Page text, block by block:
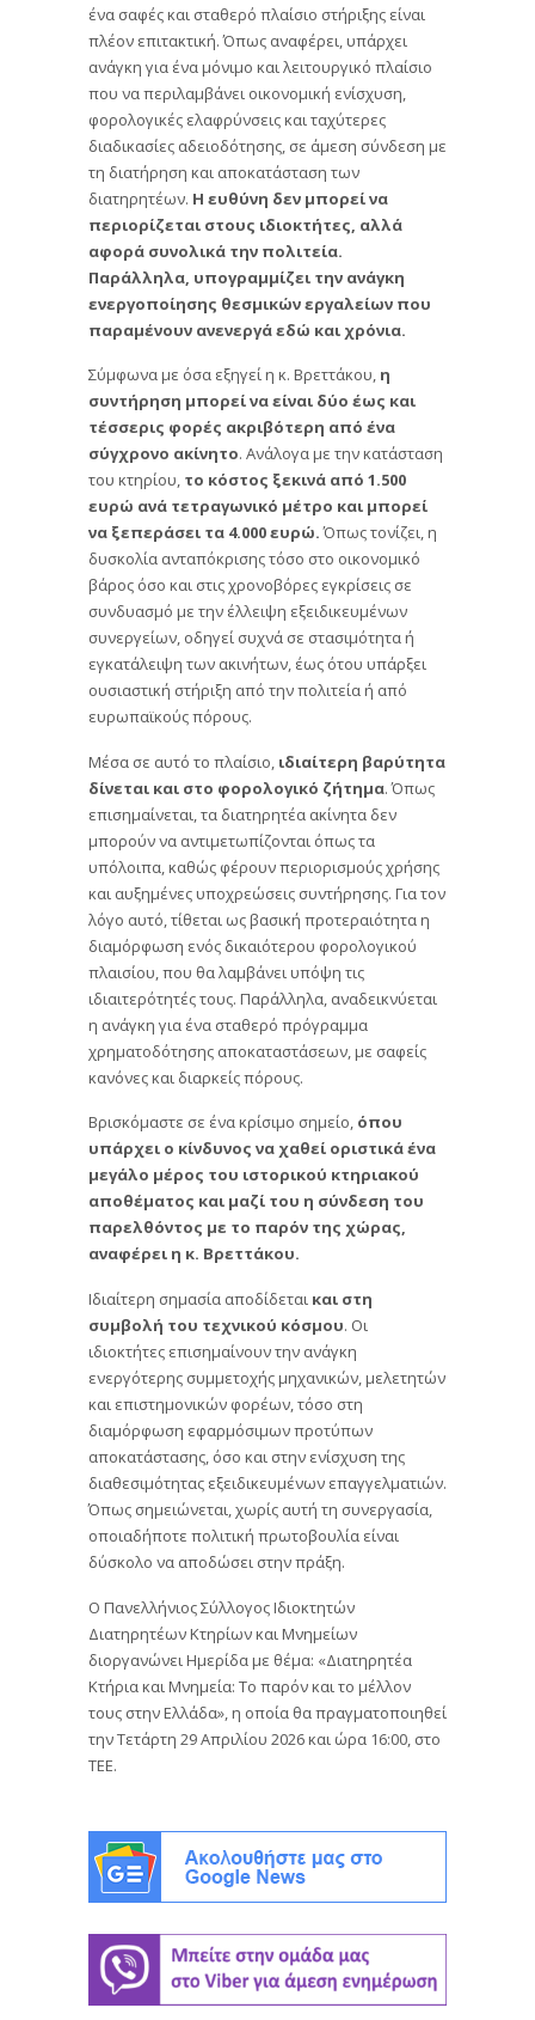
ένα σαφές και σταθερό πλαίσιο στήριξης είναι
πλέον επιτακτική. Όπως αναφέρει, υπάρχει
ανάγκη για ένα μόνιμο και λειτουργικό πλαίσιο
που να περιλαμβάνει οικονομική ενίσχυση,
φορολογικές ελαφρύνσεις και ταχύτερες
διαδικασίες αδειοδότησης, σε άμεση σύνδεση με
τη διατήρηση και αποκατάσταση των
διατηρητέων. Η ευθύνη δεν μπορεί να
περιορίζεται στους ιδιοκτήτες, αλλά
αφορά συνολικά την πολιτεία.
Παράλληλα, υπογραμμίζει την ανάγκη
ενεργοποίησης θεσμικών εργαλείων που
παραμένουν ανενεργά εδώ και χρόνια.
Σύμφωνα με όσα εξηγεί η κ. Βρεττάκου, η
συντήρηση μπορεί να είναι δύο έως και
τέσσερις φορές ακριβότερη από ένα
σύγχρονο ακίνητο. Ανάλογα με την κατάσταση
του κτηρίου, το κόστος ξεκινά από 1.500
ευρώ ανά τετραγωνικό μέτρο και μπορεί
να ξεπεράσει τα 4.000 ευρώ.Όπως τονίζει, η
δυσκολία ανταπόκρισης τόσο στο οικονομικό
βάρος όσο και στις χρονοβόρες εγκρίσεις σε
συνδυασμό με την έλλειψη εξειδικευμένων
συνεργείων, οδηγεί συχνά σε στασιμότητα ή
εγκατάλειψη των ακινήτων, έως ότου υπάρξει
ουσιαστική στήριξη από την πολιτεία ή από
ευρωπαϊκούς πόρους.
Μέσα σε αυτό το πλαίσιο, ιδιαίτερη βαρύτητα
δίνεται και στο φορολογικό ζήτημα. Όπως
επισημαίνεται, τα διατηρητέα ακίνητα δεν
μπορούν να αντιμετωπίζονται όπως τα
υπόλοιπα, καθώς φέρουν περιορισμούς χρήσης
και αυξημένες υποχρεώσεις συντήρησης. Για τον
λόγο αυτό, τίθεται ως βασική προτεραιότητα η
διαμόρφωση ενός δικαιότερου φορολογικού
πλαισίου, που θα λαμβάνει υπόψη τις
ιδιαιτερότητές τους. Παράλληλα, αναδεικνύεται
η ανάγκη για ένα σταθερό πρόγραμμα
χρηματοδότησης αποκαταστάσεων, με σαφείς
κανόνες και διαρκείς πόρους.
Βρισκόμαστε σε ένα κρίσιμο σημείο, όπου
υπάρχει ο κίνδυνος να χαθεί οριστικά ένα
μεγάλο μέρος του ιστορικού κτηριακού
αποθέματος και μαζί του η σύνδεση του
παρελθόντος με το παρόν της χώρας,
αναφέρει η κ. Βρεττάκου.
Ιδιαίτερη σημασία αποδίδεται και στη
συμβολή του τεχνικού κόσμου. Οι
ιδιοκτήτες επισημαίνουν την ανάγκη
ενεργότερης συμμετοχής μηχανικών, μελετητών
και επιστημονικών φορέων, τόσο στη
διαμόρφωση εφαρμόσιμων προτύπων
αποκατάστασης, όσο και στην ενίσχυση της
διαθεσιμότητας εξειδικευμένων επαγγελματιών.
Όπως σημειώνεται, χωρίς αυτή τη συνεργασία,
οποιαδήποτε πολιτική πρωτοβουλία είναι
δύσκολο να αποδώσει στην πράξη.
Ο Πανελλήνιος Σύλλογος Ιδιοκτητών
Διατηρητέων Κτηρίων και Μνημείων
διοργανώνει Ημερίδα με θέμα: «Διατηρητέα
Κτήρια και Μνημεία: Το παρόν και το μέλλον
τους στην Ελλάδα», η οποία θα πραγματοποιηθεί
την Τετάρτη 29 Απριλίου 2026 και ώρα 16:00, στο
ΤΕΕ.